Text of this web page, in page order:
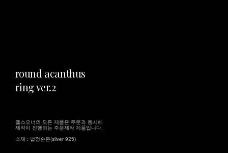
round acanthus
ring ver.2
웰스오너의 모든 제품은 주문과 동시에
제작이 진행되는 주문제작 제품입니다.
소재 : 법정순은(silver 925)